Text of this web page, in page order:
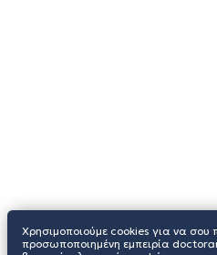
Χρησιμοποιούμε cookies για να σου
προσωποποιημένη εμπειρία